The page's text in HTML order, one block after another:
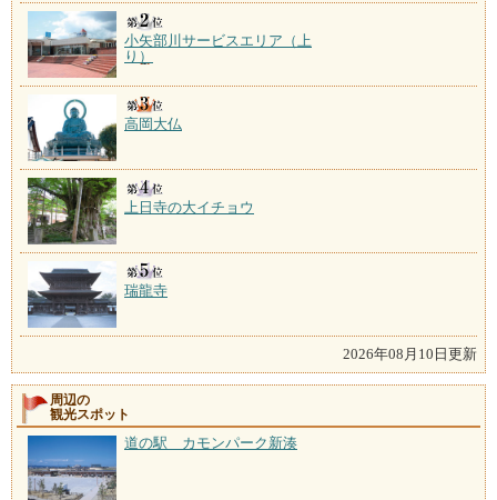
小矢部川サービスエリア（上
り）
高岡大仏
上日寺の大イチョウ
瑞龍寺
2026年08月10日更新
周辺の
観光スポット
道の駅 カモンパーク新湊